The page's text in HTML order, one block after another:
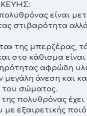
είναι
στιβαρότητα
της μπερζέρας,
στο κάθισμα
αφρώδη
άνεση και
του σώματος.
πολυθρόνας έχει
με εξαιρετικής